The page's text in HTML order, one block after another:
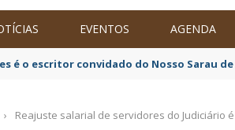
EVENTOS AGENDA
é o escritor convidado do Nosso Sarau
› Reajuste salarial de servidores do Judiciário